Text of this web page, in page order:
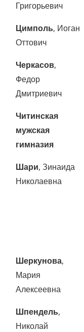
Григорьевич
Цимполь, Иоган
Оттович
Черкасов,
Федор
Дмитриевич
Читинская
мужская
гимназия
Шари, Зинаида
Николаевна
Шеркунова,
Мария
Алексеевна
Шпендель,
Николай